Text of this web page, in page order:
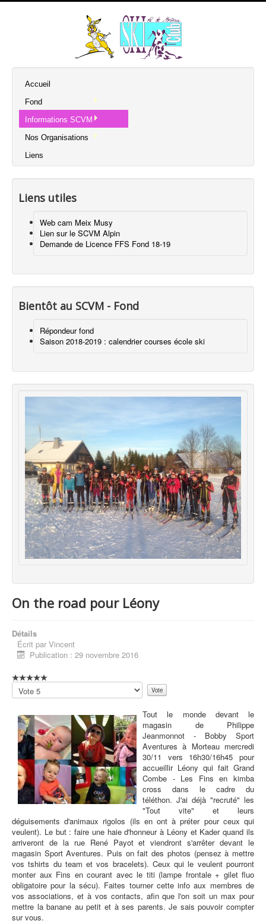
Accueil
Fond
Informations SCVM
Nos Organisations
Liens
Liens utiles
Web cam Meix Musy
Lien sur le SCVM Alpin
Demande de Licence FFS Fond 18-19
Bientôt au SCVM - Fond
Répondeur fond
Saison 2018-2019 : calendrier courses école ski
On the road pour Léony
Détails
Écrit par Vincent
Publication : 29 novembre 2016
Veuillez
voter
Tout le monde devant le
magasin de Philippe
Jeanmonnot - Bobby Sport
Aventures à Morteau mercredi
30/11 vers 16h30/16h45 pour
accueillir Léony qui fait Grand
Combe - Les Fins en kimba
cross dans le cadre du
téléthon. J'ai déjà "recruté" les
"Tout vite" et leurs
déguisements d'animaux rigolos (ils en ont à préter pour ceux qui
veulent). Le but : faire une haie d'honneur à Léony et Kader quand ils
arriveront de la rue René Payot et viendront s'arrêter devant le
magasin Sport Aventures. Puis on fait des photos (pensez à mettre
vos tshirts du team et vos bracelets). Ceux qui le veulent pourront
monter aux Fins en courant avec le titi (lampe frontale + gilet fluo
obligatoire pour la sécu). Faites tourner cette info aux membres de
vos associations, et à vos contacts, afin que l'on soit un max pour
mettre la banane au petit et à ses parents. Je sais pouvoir compter
sur vous.